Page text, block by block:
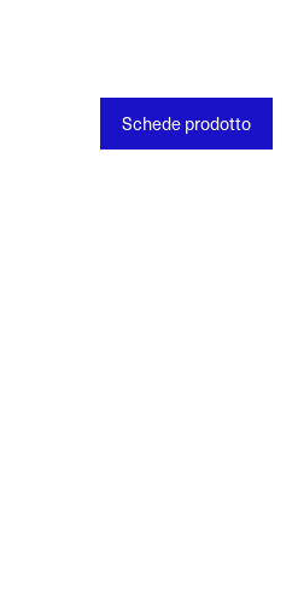
Schede prodotto